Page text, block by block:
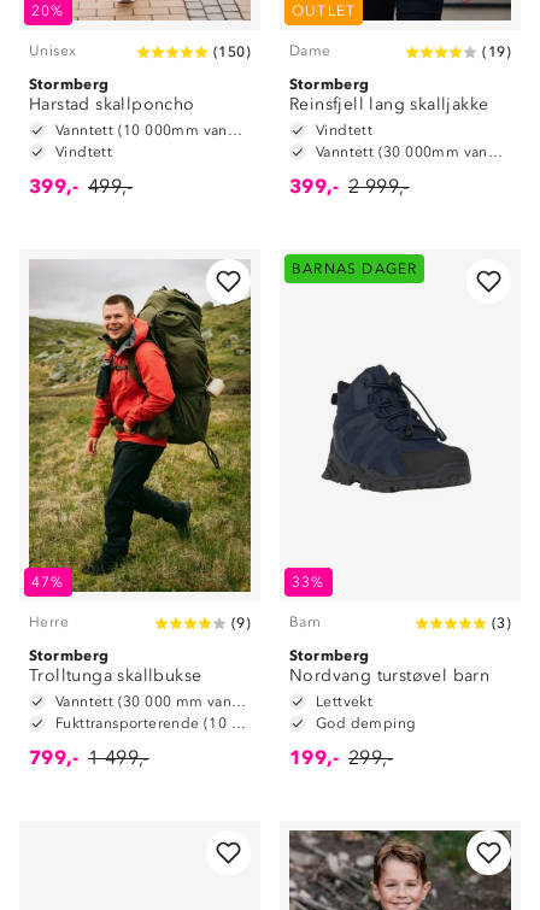
20%
Unisex (150)
Stormberg
Harstad skallponcho
Vanntett (10 000mm vannsøyle)
Vindtett
399,- 499,-
OUTLET
Dame ( 19)
Stormberg
Reinsfjell lang skalljakke
Vindtett
Vanntett (30 000mm vannsøyle)
399,- 2 999,-
47%
Herre (9)
Stormberg
Trolltunga skallbukse
Vanntett (30 000 mm vannsøyle)
Fukttransporterende (10 000 g/m2/24t)
799,- 1 499,-
BARNAS DAGER
33%
Barn (3)
Stormberg
Nordvang turstøvel barn
Lettvekt
God demping
199,- 299,-